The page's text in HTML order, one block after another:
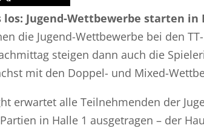
los: Jugend-Wettbewerbe starten in
die Jugend-Wettbewerbe bei den
steigen dann auch die
mit den Doppel- und Mixed-
erwartet alle Teilnehmenden der
in Halle 1 ausgetragen – der